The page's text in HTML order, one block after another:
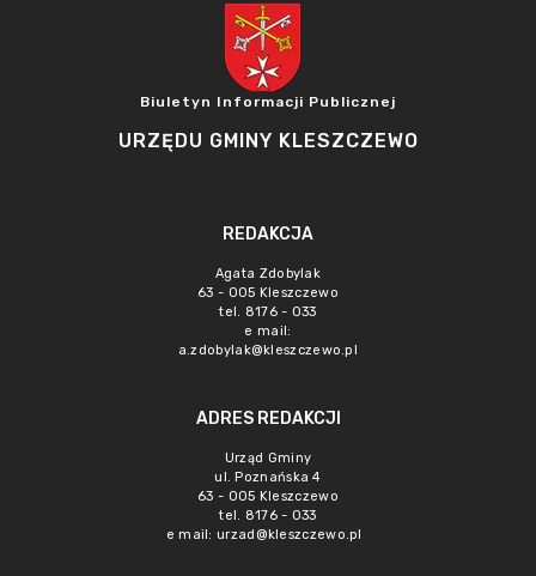
Biuletyn Informacji Publicznej
URZĘDU GMINY KLESZCZEWO
REDAKCJA
Agata Zdobylak
63 - 005 Kleszczewo
tel. 8176 - 033
e mail:
a.zdobylak@kleszczewo.pl
ADRES REDAKCJI
Urząd Gminy
ul. Poznańska 4
63 - 005 Kleszczewo
tel. 8176 - 033
e mail: urzad@kleszczewo.pl